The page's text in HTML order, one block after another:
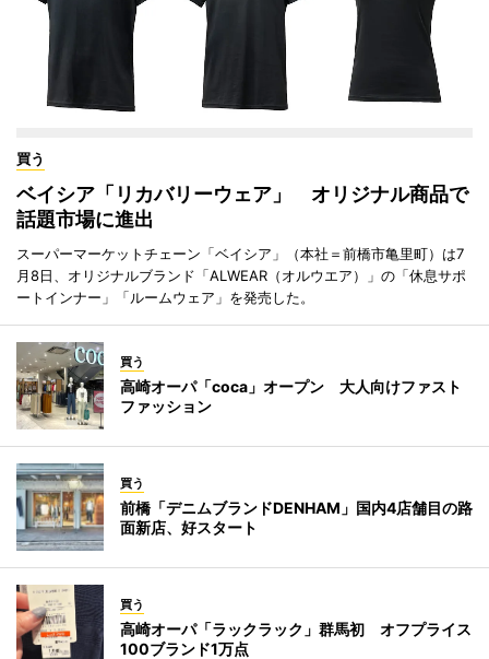
買う
ベイシア「リカバリーウェア」 オリジナル商品で
話題市場に進出
スーパーマーケットチェーン「ベイシア」（本社＝前橋市亀里町）は7
月8日、オリジナルブランド「ALWEAR（オルウエア）」の「休息サポ
ートインナー」「ルームウェア」を発売した。
買う
高崎オーパ「coca」オープン 大人向けファスト
ファッション
買う
前橋「デニムブランドDENHAM」国内4店舗目の路
面新店、好スタート
買う
高崎オーパ「ラックラック」群馬初 オフプライス
100ブランド1万点